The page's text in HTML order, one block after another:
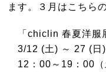
ます。３月はこちら
「chiclin 春夏洋服
3/12 (土) ～ 27 (日)
12：00～19：00（